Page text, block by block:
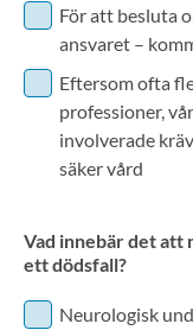
För att besluta
ansvaret –
Eftersom ofta
professioner,
involverade
säker vård
Vad innebär det
ett dödsfall?
Neurologisk